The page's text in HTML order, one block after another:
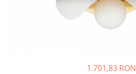
1.701,83 RON